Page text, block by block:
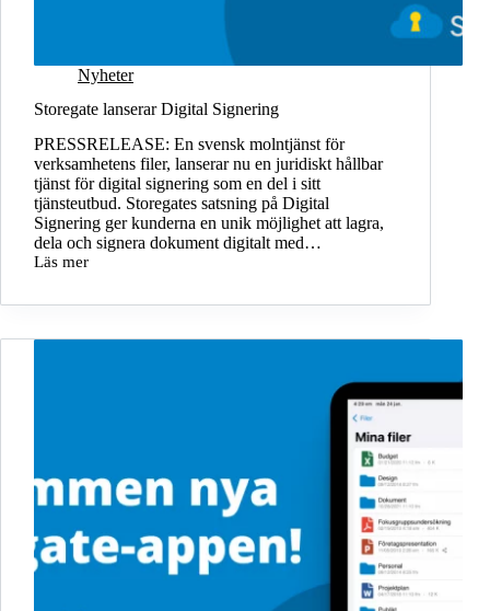
Nyheter
Storegate lanserar Digital Signering
PRESSRELEASE: En svensk molntjänst för
verksamhetens filer, lanserar nu en juridiskt hållbar
tjänst för digital signering som en del i sitt
tjänsteutbud. Storegates satsning på Digital
Signering ger kunderna en unik möjlighet att lagra,
dela och signera dokument digitalt med…
Läs mer
Storegate
Digital